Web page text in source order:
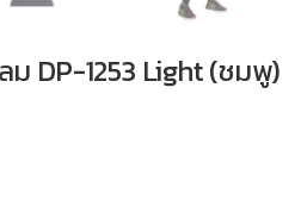
ม DP-1253 Light (ชมพู)